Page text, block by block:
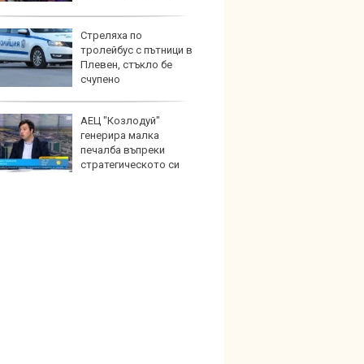
Стреляха по
тролейбус с пътници в
Плевен, стъкло бе
счупено
АЕЦ "Козлодуй"
генерира малка
печалба въпреки
стратегическото си